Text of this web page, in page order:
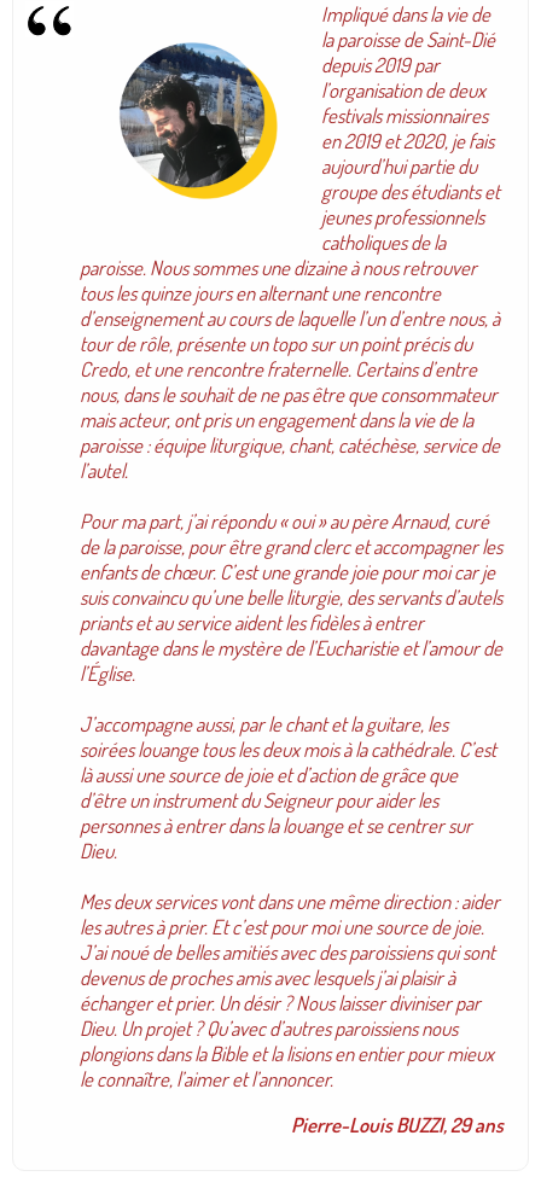
Impliqué dans la vie de
la paroisse de Saint-Dié
depuis 2019 par
l’organisation de deux
festivals missionnaires
en 2019 et 2020, je fais
aujourd’hui partie du
groupe des étudiants et
jeunes professionnels
catholiques de la
paroisse. Nous sommes une dizaine à nous retrouver
tous les quinze jours en alternant une rencontre
d’enseignement au cours de laquelle l’un d’entre nous, à
tour de rôle, présente un topo sur un point précis du
Credo, et une rencontre fraternelle. Certains d’entre
nous, dans le souhait de ne pas être que consommateur
mais acteur, ont pris un engagement dans la vie de la
paroisse : équipe liturgique, chant, catéchèse, service de
l’autel.
Pour ma part, j’ai répondu « oui » au père Arnaud, curé
de la paroisse, pour être grand clerc et accompagner les
enfants de chœur. C’est une grande joie pour moi car je
suis convaincu qu’une belle liturgie, des servants d’autels
priants et au service aident les fidèles à entrer
davantage dans le mystère de l’Eucharistie et l’amour de
l’Église.
J’accompagne aussi, par le chant et la guitare, les
soirées louange tous les deux mois à la cathédrale. C’est
là aussi une source de joie et d’action de grâce que
d’être un instrument du Seigneur pour aider les
personnes à entrer dans la louange et se centrer sur
Dieu.
Mes deux services vont dans une même direction : aider
les autres à prier. Et c’est pour moi une source de joie.
J’ai noué de belles amitiés avec des paroissiens qui sont
devenus de proches amis avec lesquels j’ai plaisir à
échanger et prier. Un désir ? Nous laisser diviniser par
Dieu. Un projet ? Qu’avec d’autres paroissiens nous
plongions dans la Bible et la lisions en entier pour mieux
le connaître, l’aimer et l’annoncer.
Pierre-Louis BUZZI, 29 ans